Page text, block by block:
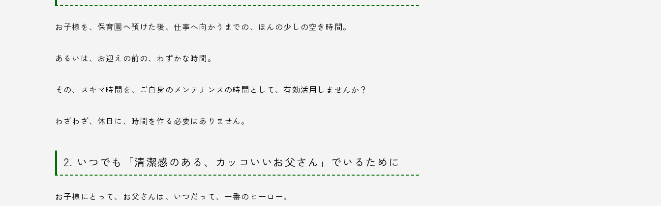
お子様を、保育園へ預けた後、仕事へ向かうまでの、ほんの少しの空き時間。
あるいは、お迎えの前の、わずかな時間。
その、スキマ時間を、ご自身のメンテナンスの時間として、有効活用しませんか？
わざわざ、休日に、時間を作る必要はありません。
2. いつでも「清潔感のある、カッコいいお父さん」でいるために
お子様にとって、お父さんは、いつだって、一番のヒーロー。